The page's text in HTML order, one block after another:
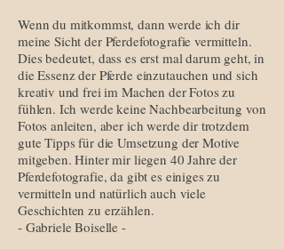
Wenn du mitkommst, dann werde ich dir
meine Sicht der Pferdefotografie vermitteln.
Dies bedeutet, dass es erst mal darum geht, in
die Essenz der Pferde einzutauchen und sich
kreativ und frei im Machen der Fotos zu
fühlen. Ich werde keine Nachbearbeitung von
Fotos anleiten, aber ich werde dir trotzdem
gute Tipps für die Umsetzung der Motive
mitgeben. Hinter mir liegen 40 Jahre der
Pferdefotografie, da gibt es einiges zu
vermitteln und natürlich auch viele
Geschichten zu erzählen.
- Gabriele Boiselle -